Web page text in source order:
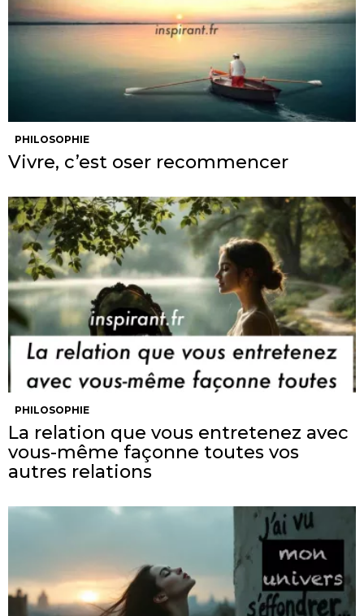
PHILOSOPHIE
Vivre, c’est oser recommencer
PHILOSOPHIE
La relation que vous entretenez avec
vous-même façonne toutes vos
autres relations